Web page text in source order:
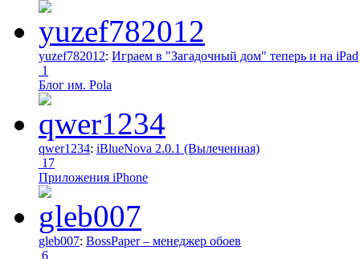
yuzef782012: Играем в "Загадочный дом" теперь и на iPad
1
Блог им. Pola
qwer1234: iBlueNova 2.0.1 (Вылеченная)
17
Приложения iPhone
gleb007: BossPaper – менеджер обоев
6